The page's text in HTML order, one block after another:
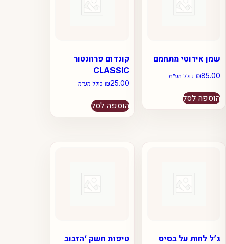
קונדום פרוונטור
CLASSIC
₪25.00 כולל מע״מ
הוספה לסל
שמן אירוטי מתחמם
₪85.00 כולל מע״מ
הוספה לסל
טיפות חשק ‘הזבוב
ג’ל לחות על בסיס